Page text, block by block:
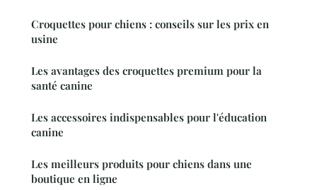
Croquettes pour chiens : conseils sur les prix en
usine
Les avantages des croquettes premium pour la
santé canine
Les accessoires indispensables pour l'éducation
canine
Les meilleurs produits pour chiens dans une
boutique en ligne